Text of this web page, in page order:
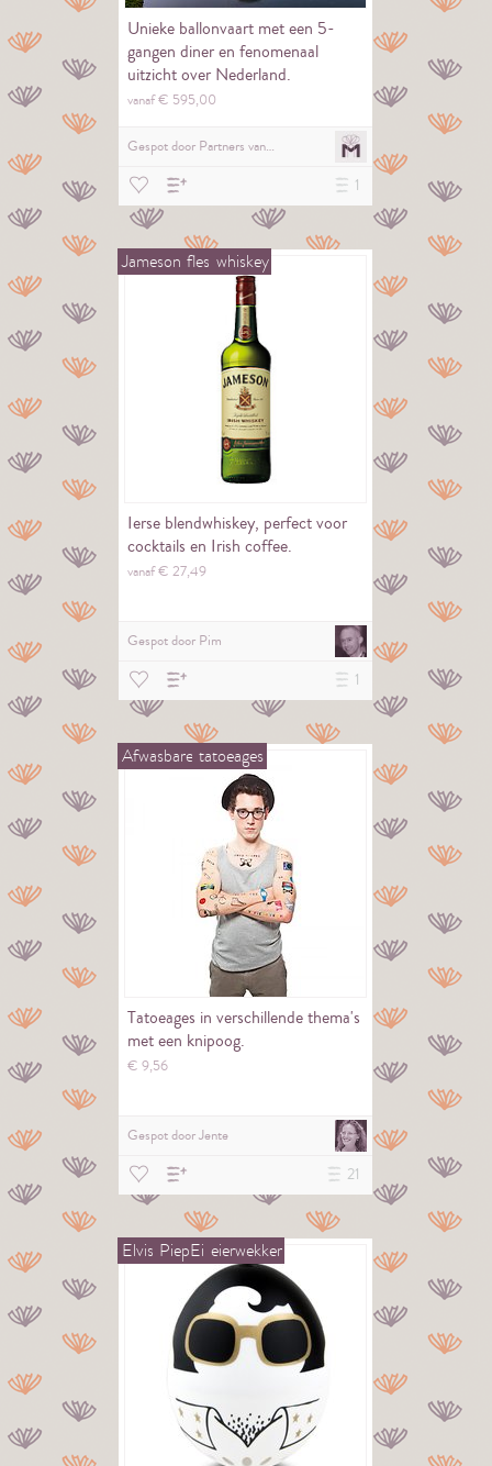
Unieke ballonvaart met een 5-
gangen diner en fenomenaal
uitzicht over Nederland.
vanaf € 595,00
Gespot door Partners van…
1
Jameson fles whiskey
Ierse blendwhiskey, perfect voor
cocktails en Irish coffee.
vanaf €27,49
Gespot door Pim
1
Afwasbare tatoeages
Tatoeages in verschillende thema's
met een knipoog.
€9,56
Gespot doorJente
21
Elvis PiepEi eierwekker